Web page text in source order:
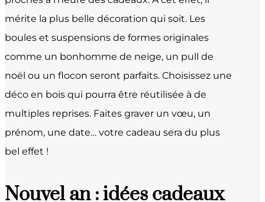
mérite la plus belle décoration qui soit. Les
boules et suspensions de formes originales
comme un bonhomme de neige, un pull de
noël ou un flocon seront parfaits. Choisissez une
déco en bois qui pourra être réutilisée à de
multiples reprises. Faites graver un vœu, un
prénom, une date… votre cadeau sera du plus
bel effet !
Nouvel an : idées cadeaux